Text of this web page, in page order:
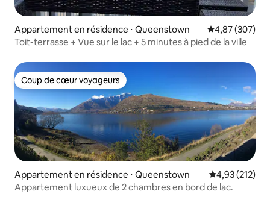
Appartement en résidence ⋅ Queenstown Évaluation
4,87 (307)
Toit-terrasse + Vue sur le lac + 5 minutes à pied de la ville
Coup de cœur voyageurs
Coup de cœur voyageurs
Appartement en résidence ⋅ Queenstown Évaluation
4,93 (212)
Appartement luxueux de 2 chambres en bord de lac.